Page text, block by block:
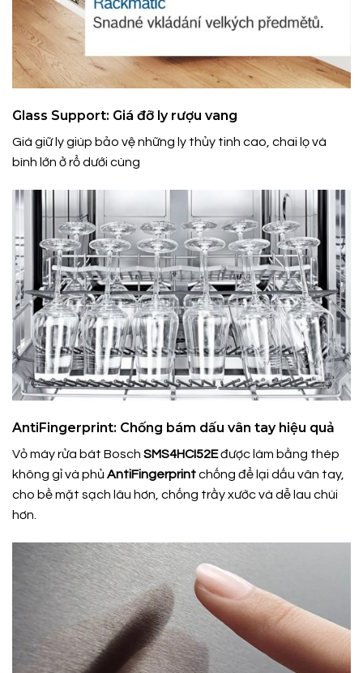
Glass Support: Giá đỡ ly rượu vang
Giá giữ ly giúp bảo vệ những ly thủy tinh cao, chai lọ và
bình lớn ở rổ dưới cùng
AntiFingerprint: Chống bám dấu vân tay hiệu quả
Vỏ máy rửa bát Bosch SMS4HCI52Eđược làm bằng thép
không gỉ và phủ AntiFingerprintchống để lại dấu vân tay,
cho bề mặt sạch lâu hơn, chống trầy xước và dễ lau chùi
hơn.